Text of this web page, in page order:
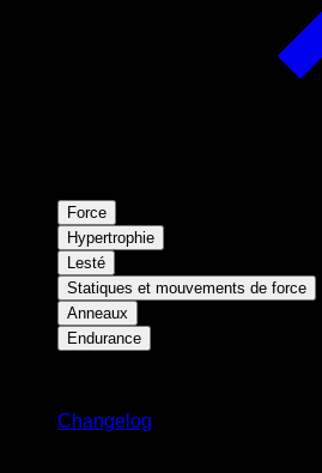
Force
Hypertrophie
Lesté
Statiques et mouvements de force
Anneaux
Endurance
Changelog